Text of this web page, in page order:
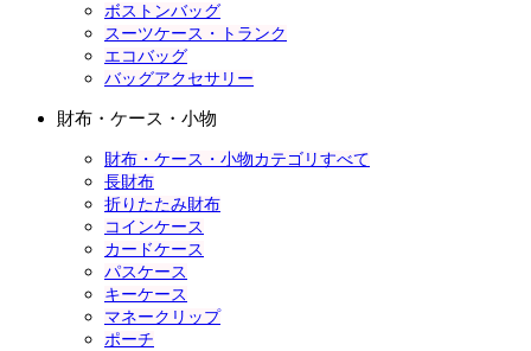
ボストンバッグ
スーツケース・トランク
エコバッグ
バッグアクセサリー
財布・ケース・小物
財布・ケース・小物カテゴリすべて
長財布
折りたたみ財布
コインケース
カードケース
パスケース
キーケース
マネークリップ
ポーチ